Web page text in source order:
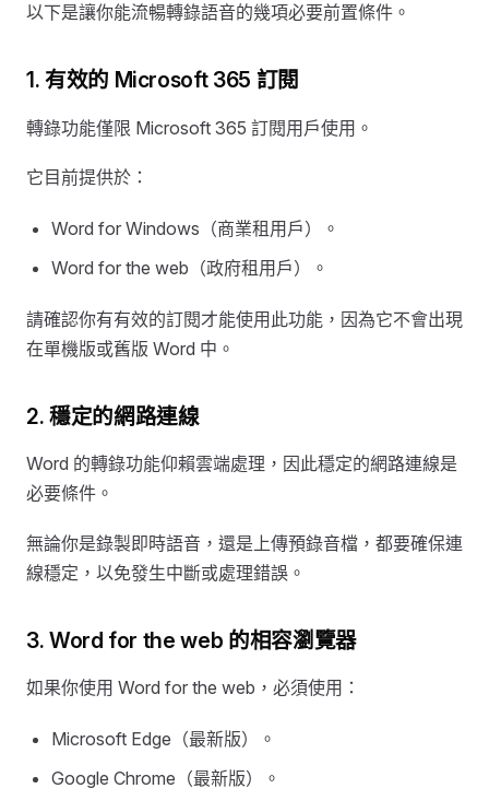
以下是讓你能流暢轉錄語音的幾項必要前置條件。
1. 有效的 Microsoft 365 訂閱
轉錄功能僅限 Microsoft 365 訂閱用戶使用。
它目前提供於：
Word for Windows（商業租用戶）。
Word for the web（政府租用戶）。
請確認你有有效的訂閱才能使用此功能，因為它不會出現
在單機版或舊版 Word 中。
2. 穩定的網路連線
Word 的轉錄功能仰賴雲端處理，因此穩定的網路連線是
必要條件。
無論你是錄製即時語音，還是上傳預錄音檔，都要確保連
線穩定，以免發生中斷或處理錯誤。
3. Word for the web 的相容瀏覽器
如果你使用 Word for the web，必須使用：
Microsoft Edge（最新版）。
Google Chrome（最新版）。